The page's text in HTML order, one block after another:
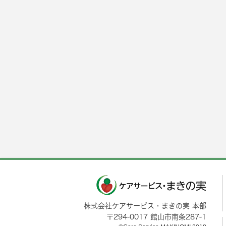
株式会社ケアサービス・まきの実 本部
〒294-0017 館山市南条287-1